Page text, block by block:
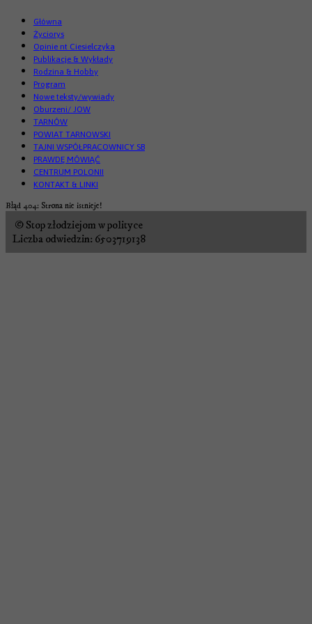
Główna
Życiorys
Opinie nt Ciesielczyka
Publikacje & Wykłady
Rodzina & Hobby
Program
Nowe teksty/wywiady
Oburzeni/ JOW
TARNÓW
POWIAT TARNOWSKI
TAJNI WSPÓŁPRACOWNICY SB
PRAWDĘ MÓWIĄĆ
CENTRUM POLONII
KONTAKT & LINKI
Błąd 404: Strona nie istnieje!
© Stop złodziejom w polityce
Liczba odwiedzin: 6503719138